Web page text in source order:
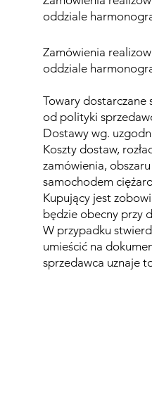
oddziale
Zamówienia
oddziale
Towary dostarczane
od polityki
Dostawy wg.
Koszty dostaw,
zamówienia,
samochodem
Kupujący jest
będzie obecny przy
W przypadku
umieścić na
sprzedawca uznaje